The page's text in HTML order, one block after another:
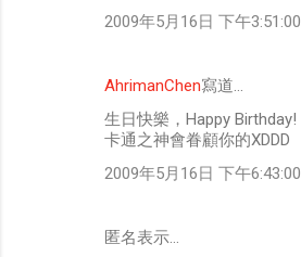
2009年5月16日 下午3:51:00
AhrimanChen寫道…
生日快樂，Happy Birthday!
卡通之神會眷顧你的XDDD
2009年5月16日 下午6:43:00
匿名表示…